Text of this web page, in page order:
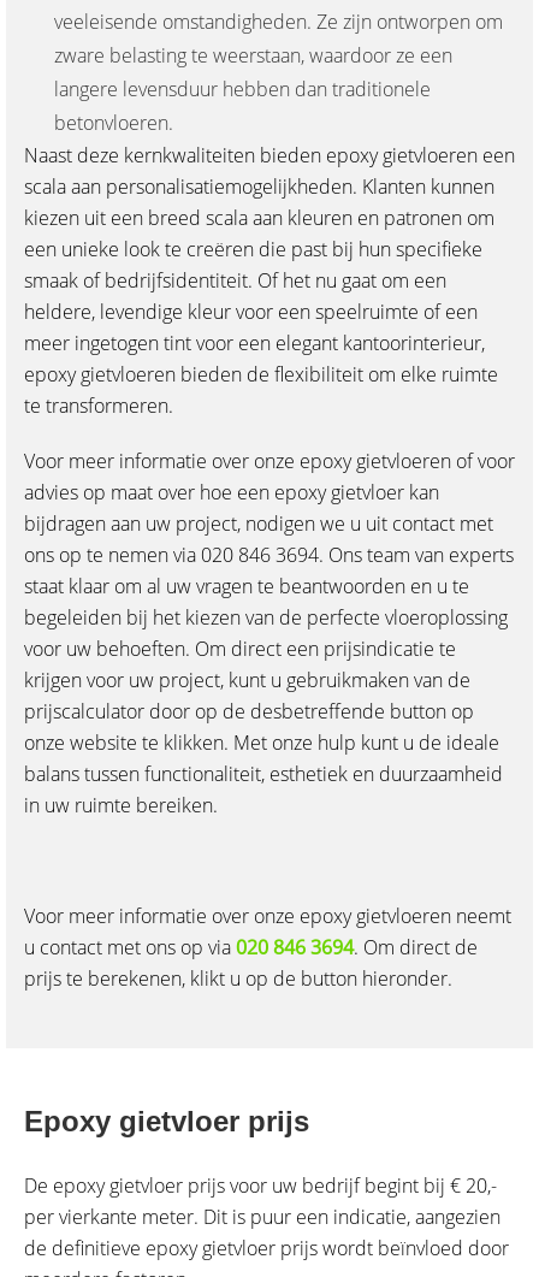
veeleisende omstandigheden. Ze zijn ontworpen om
zware belasting te weerstaan, waardoor ze een
langere levensduur hebben dan traditionele
betonvloeren.
Naast deze kernkwaliteiten bieden epoxy gietvloeren een
scala aan personalisatiemogelijkheden. Klanten kunnen
kiezen uit een breed scala aan kleuren en patronen om
een unieke look te creëren die past bij hun specifieke
smaak of bedrijfsidentiteit. Of het nu gaat om een
heldere, levendige kleur voor een speelruimte of een
meer ingetogen tint voor een elegant kantoorinterieur,
epoxy gietvloeren bieden de flexibiliteit om elke ruimte
te transformeren.
Voor meer informatie over onze epoxy gietvloeren of voor
advies op maat over hoe een epoxy gietvloer kan
bijdragen aan uw project, nodigen we u uit contact met
ons op te nemen via 020 846 3694. Ons team van experts
staat klaar om al uw vragen te beantwoorden en u te
begeleiden bij het kiezen van de perfecte vloeroplossing
voor uw behoeften. Om direct een prijsindicatie te
krijgen voor uw project, kunt u gebruikmaken van de
prijscalculator door op de desbetreffende button op
onze website te klikken. Met onze hulp kunt u de ideale
balans tussen functionaliteit, esthetiek en duurzaamheid
in uw ruimte bereiken.
Voor meer informatie over onze epoxy gietvloeren neemt
u contact met ons op via020 846 3694. Om direct de
prijs te berekenen, klikt u op de button hieronder.
Epoxy gietvloer prijs
De epoxy gietvloer prijs voor uw bedrijf begint bij € 20,-
per vierkante meter. Dit is puur een indicatie, aangezien
de definitieve epoxy gietvloer prijs wordt beïnvloed door